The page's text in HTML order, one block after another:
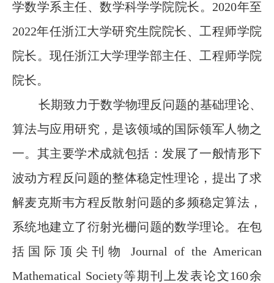
学数学系主任、数学科学学院院长。2020年至
2022年任浙江大学研究生院院长、工程师学院
院长。现任浙江大学理学部主任、工程师学院
院长。
长期致力于数学物理反问题的基础理论、
算法与应用研究，是该领域的国际领军人物之
一。其主要学术成就包括：发展了一般情形下
波动方程反问题的整体稳定性理论，提出了求
解麦克斯韦方程反散射问题的多频稳定算法，
系统地建立了衍射光栅问题的数学理论。在包
括国际顶尖刊物 Journal of the American
Mathematical Society等期刊上发表论文160余